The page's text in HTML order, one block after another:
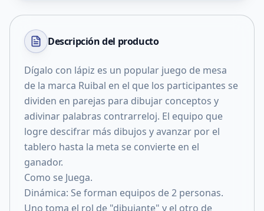
Descripción del producto
Dígalo con lápiz es un popular juego de mesa
de la marca Ruibal en el que los participantes se
dividen en parejas para dibujar conceptos y
adivinar palabras contrarreloj. El equipo que
logre descifrar más dibujos y avanzar por el
tablero hasta la meta se convierte en el
ganador.
Como se Juega.
Dinámica: Se forman equipos de 2 personas.
Uno toma el rol de "dibujante" y el otro de